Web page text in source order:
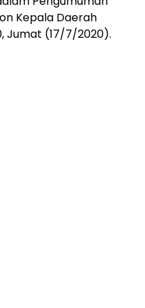
Kepala Daerah
Jumat (17/7/2020).